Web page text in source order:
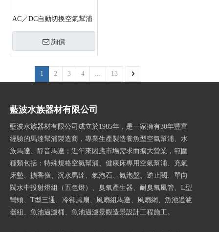
AC／DC自動切換空氣幫浦
詢價
1 2 3 4 13
藍波水族器材有限公司
藍波水族器材有限公司成立於1985年，是一家擁有30年豐富
經驗的馬達幫浦製造商，專業生產製造養魚型空氣幫浦、水
族馬達、靜音馬達；近年來因應市場需求而擴大營業，範圍
種類包括：特殊規格空氣幫浦、健康床專用空氣幫浦、充氣
床墊、擴香儀、沉水馬達、氣泡石、氣泡盤、逆止閥、單向
閥水中投射燈組（五色燈）、臭氧產生器、耐臭氧風管、L型
彎頭、T型三通、冷卻風扇、風扇組馬達、風扇網、魚池過濾
器組、魚池過濾桶、魚池過濾景觀造景設計工程施工。